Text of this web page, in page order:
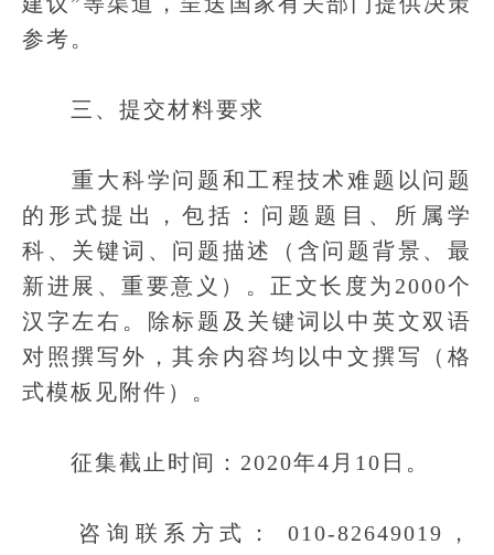
参考。
三、提交材料要求
重大科学问题和工程技术难题以问题
的形式提出，包括：问题题目、所属学
科、关键词、问题描述（含问题背景、最
新进展、重要意义）。正文长度为2000个
汉字左右。除标题及关键词以中英文双语
对照撰写外，其余内容均以中文撰写（格
式模板见附件）。
征集截止时间：2020年4月10日。
咨询联系方式： 010-82649019，